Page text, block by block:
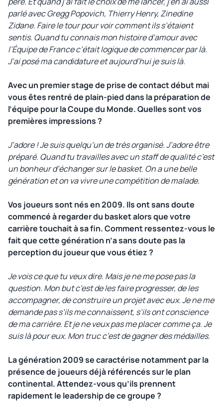
parlé avec Gregg Popovich, Thierry Henry, Zinedine
Zidane. Faire le tour pour voir comment ils s’étaient
sentis. Quand tu connais mon histoire d’amour avec
l’Équipe de France c’était logique de commencer par là.
J’ai posé ma candidature et aujourd’hui je suis là.
Avec un premier stage de prise de contact début mai
vous êtes rentré de plain-pied dans la préparation de
l’équipe pour la Coupe du Monde. Quelles sont vos
premières impressions ?
J’adore ! Je suis quelqu’un de très organisé. J’adore être
préparé. Quand tu travailles avec un staff de qualité c’est
un bonheur d’échanger sur le basket. On a une belle
génération et on va vivre une compétition de malade.
Vos joueurs sont nés en 2009. Ils ont sans doute
commencé à regarder du basket alors que votre
carrière touchait à sa fin. Comment ressentez-vous le
fait que cette génération n’a sans doute pas la
perception du joueur que vous étiez ?
Je vois ce que tu veux dire. Mais je ne me pose pas la
question. Mon but c’est de les faire progresser, de les
accompagner, de construire un projet avec eux. Je ne me
demande pas s’ils me connaissent, s’ils ont conscience
de ma carrière. Et je ne veux pas me placer comme ça. Je
suis là pour eux. Mon truc c’est de gagner des médailles.
La génération 2009 se caractérise notamment par la
présence de joueurs déjà référencés sur le plan
continental. Attendez-vous qu’ils prennent
rapidement le leadership de ce groupe ?